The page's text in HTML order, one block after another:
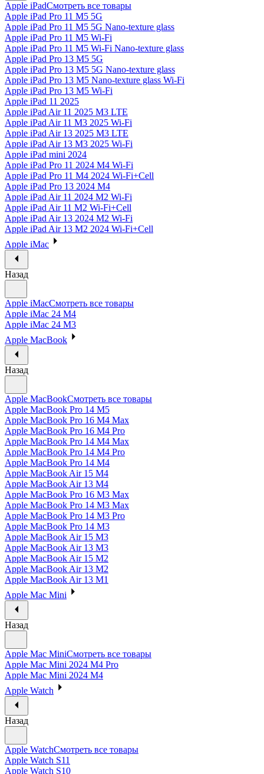
Apple iPadСмотреть все товары
Apple iPad Pro 11 M5 5G
Apple iPad Pro 11 M5 5G Nano-texture glass
Apple iPad Pro 11 M5 Wi-Fi
Apple iPad Pro 11 M5 Wi-Fi Nano-texture glass
Apple iPad Pro 13 M5 5G
Apple iPad Pro 13 M5 5G Nano-texture glass
Apple iPad Pro 13 M5 Nano-texture glass Wi-Fi
Apple iPad Pro 13 M5 Wi-Fi
Apple iPad 11 2025
Apple iPad Air 11 2025 M3 LTE
Apple iPad Air 11 M3 2025 Wi-Fi
Apple iPad Air 13 2025 M3 LTE
Apple iPad Air 13 M3 2025 Wi-Fi
Apple iPad mini 2024
Apple iPad Pro 11 2024 M4 Wi-Fi
Apple iPad Pro 11 M4 2024 Wi-Fi+Cell
Apple iPad Pro 13 2024 M4
Apple iPad Air 11 2024 M2 Wi-Fi
Apple iPad Air 11 M2 Wi-Fi+Cell
Apple iPad Air 13 2024 M2 Wi-Fi
Apple iPad Air 13 M2 2024 Wi-Fi+Cell
Apple iMac
Назад
Apple iMacСмотреть все товары
Apple iMac 24 M4
Apple iMac 24 M3
Apple MacBook
Назад
Apple MacBookСмотреть все товары
Apple MacBook Pro 14 M5
Apple MacBook Pro 16 M4 Max
Apple MacBook Pro 16 M4 Pro
Apple MacBook Pro 14 M4 Max
Apple MacBook Pro 14 M4 Pro
Apple MacBook Pro 14 M4
Apple MacBook Air 15 M4
Apple MacBook Air 13 M4
Apple MacBook Pro 16 M3 Max
Apple MacBook Pro 14 M3 Max
Apple MacBook Pro 14 M3 Pro
Apple MacBook Pro 14 M3
Apple MacBook Air 15 M3
Apple MacBook Air 13 M3
Apple MacBook Air 15 M2
Apple MacBook Air 13 M2
Apple MacBook Air 13 M1
Apple Mac Mini
Назад
Apple Mac MiniСмотреть все товары
Apple Mac Mini 2024 M4 Pro
Apple Mac Mini 2024 M4
Apple Watch
Назад
Apple WatchСмотреть все товары
Apple Watch S11
Apple Watch S10